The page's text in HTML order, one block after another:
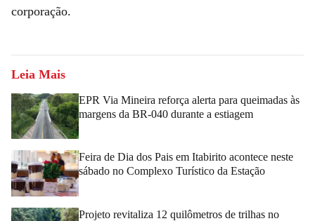
corporação.
Leia Mais
EPR Via Mineira reforça alerta para queimadas às
margens da BR-040 durante a estiagem
Feira de Dia dos Pais em Itabirito acontece neste
sábado no Complexo Turístico da Estação
Projeto revitaliza 12 quilômetros de trilhas no